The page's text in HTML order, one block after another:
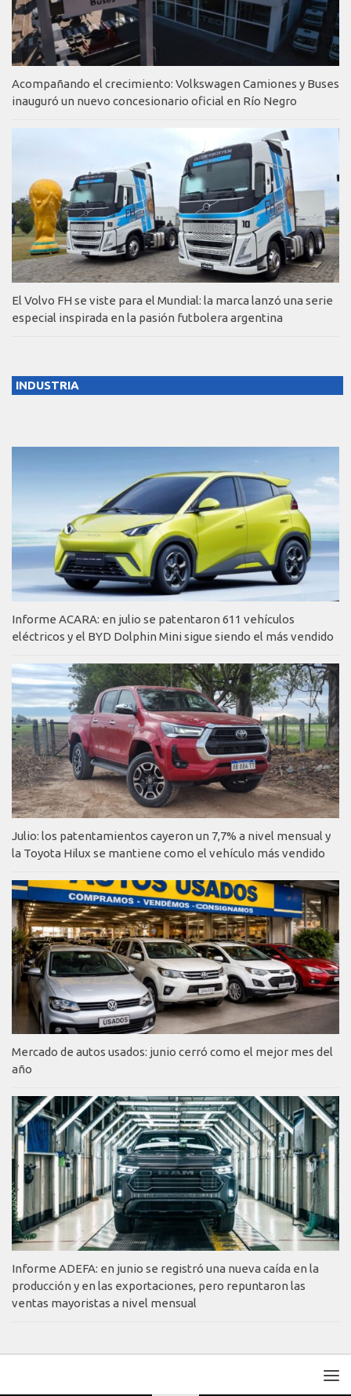
Acompañando el crecimiento: Volkswagen Camiones y Buses
inauguró un nuevo concesionario oficial en Río Negro
El Volvo FH se viste para el Mundial: la marca lanzó una serie
especial inspirada en la pasión futbolera argentina
INDUSTRIA
Informe ACARA: en julio se patentaron 611 vehículos
eléctricos y el BYD Dolphin Mini sigue siendo el más vendido
Julio: los patentamientos cayeron un 7,7% a nivel mensual y
la Toyota Hilux se mantiene como el vehículo más vendido
Mercado de autos usados: junio cerró como el mejor mes del
año
Informe ADEFA: en junio se registró una nueva caída en la
producción y en las exportaciones, pero repuntaron las
ventas mayoristas a nivel mensual